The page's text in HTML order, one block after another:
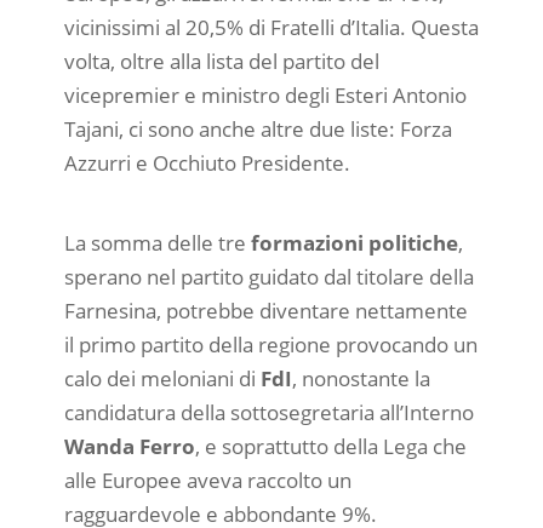
vicinissimi al 20,5% di Fratelli d’Italia. Questa
volta, oltre alla lista del partito del
vicepremier e ministro degli Esteri Antonio
Tajani, ci sono anche altre due liste: Forza
Azzurri e Occhiuto Presidente.
La somma delle tre formazioni politiche,
sperano nel partito guidato dal titolare della
Farnesina, potrebbe diventare nettamente
il primo partito della regione provocando un
calo dei meloniani di FdI, nonostante la
candidatura della sottosegretaria all’Interno
Wanda Ferro, e soprattutto della Lega che
alle Europee aveva raccolto un
ragguardevole e abbondante 9%.